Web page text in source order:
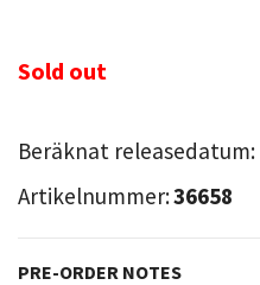
Sold out
Beräknat releasedatum:
Artikelnummer:36658
PRE-ORDER NOTES